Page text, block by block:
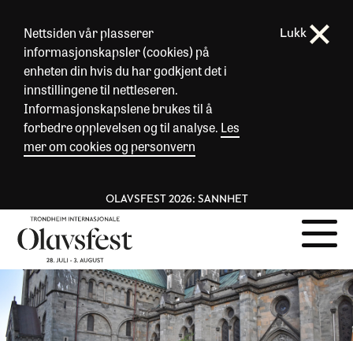
Nettsiden vår plasserer
informasjonskapsler (cookies) på
enheten din hvis du har godkjent det i
innstillingene til nettleseren.
Informasjonskapslene brukes til å
forbedre opplevelsen og til analyse. Les
mer om cookies og personvern
Lukk
OLAVSFEST 2026: SANNHET